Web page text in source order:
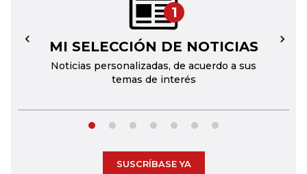
1
MI SELECCIÓN DE NOTICIAS
Noticias personalizadas, de acuerdo a sus
temas de interés
← →
SUSCRÍBASE YA